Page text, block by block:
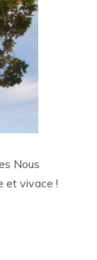
Nous
et vivace !